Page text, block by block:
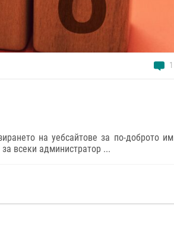
1
на уебсайтове за по-доброто им
всеки администратор ...